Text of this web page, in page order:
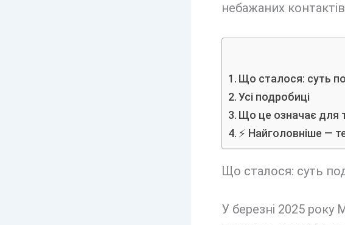
небажаних
Що сталося: суть
Усі подробиці
Що це означає для
⚡ Найголовніше —
Що сталося: суть
У березні 2025